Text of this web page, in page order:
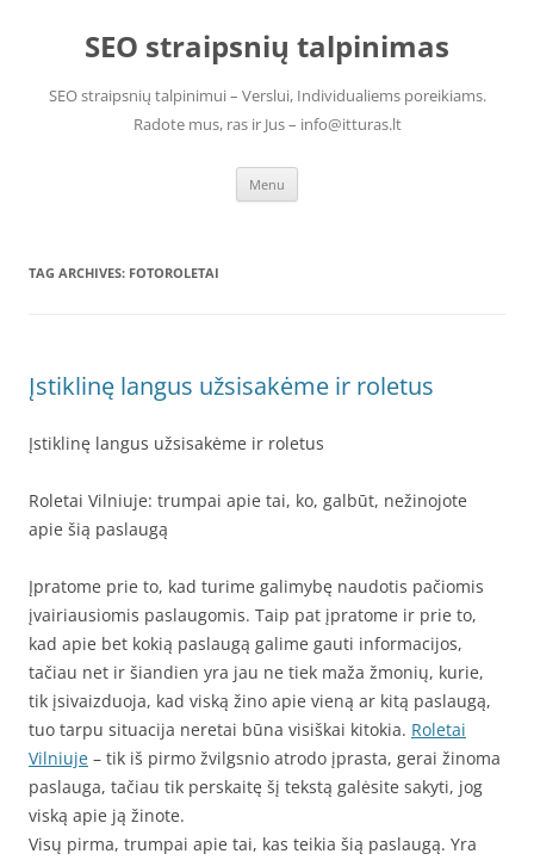
contentSEO straipsnių talpinimas
SEO straipsnių talpinimui – Verslui, Individualiems poreikiams.
Radote mus, ras ir Jus – info@itturas.lt
Menu
TAG ARCHIVES: FOTOROLETAI
Įstiklinę langus užsisakėme ir roletus
Įstiklinę langus užsisakėme ir roletus
Roletai Vilniuje: trumpai apie tai, ko, galbūt, nežinojote
apie šią paslaugą
Įpratome prie to, kad turime galimybę naudotis pačiomis
įvairiausiomis paslaugomis. Taip pat įpratome ir prie to,
kad apie bet kokią paslaugą galime gauti informacijos,
tačiau net ir šiandien yra jau ne tiek maža žmonių, kurie,
tik įsivaizduoja, kad viską žino apie vieną ar kitą paslaugą,
tuo tarpu situacija neretai būna visiškai kitokia. Roletai
Vilniuje – tik iš pirmo žvilgsnio atrodo įprasta, gerai žinoma
paslauga, tačiau tik perskaitę šį tekstą galėsite sakyti, jog
viską apie ją žinote.
Visų pirma, trumpai apie tai, kas teikia šią paslaugą. Yra